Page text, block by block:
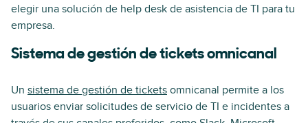
elegir una solución de help desk de asistencia de TI para tu
empresa.
Sistema de gestión de tickets omnicanal
Un sistema de gestión de tickets omnicanal permite a los
usuarios enviar solicitudes de servicio de TI e incidentes a